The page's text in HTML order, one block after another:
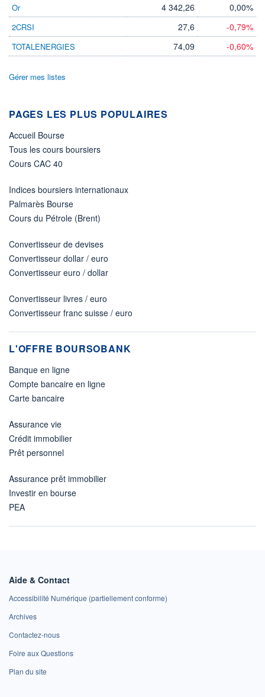
Or 4 342,26 0,00%
2CRSI 27,6 -0,79%
TOTALENERGIES 74,09 -0,60%
Gérer mes listes
PAGES LES PLUS POPULAIRES
Accueil Bourse
Tous les cours boursiers
Cours CAC 40
Indices boursiers internationaux
Palmarès Bourse
Cours du Pétrole (Brent)
Convertisseur de devises
Convertisseur dollar / euro
Convertisseur euro / dollar
Convertisseur livres / euro
Convertisseur franc suisse / euro
L'OFFRE BOURSOBANK
Banque en ligne
Compte bancaire en ligne
Carte bancaire
Assurance vie
Crédit immobilier
Prêt personnel
Assurance prêt immobilier
Investir en bourse
PEA
Aide & Contact
Accessibilité Numérique (partiellement conforme)
Archives
Contactez-nous
Foire aux Questions
Plan du site